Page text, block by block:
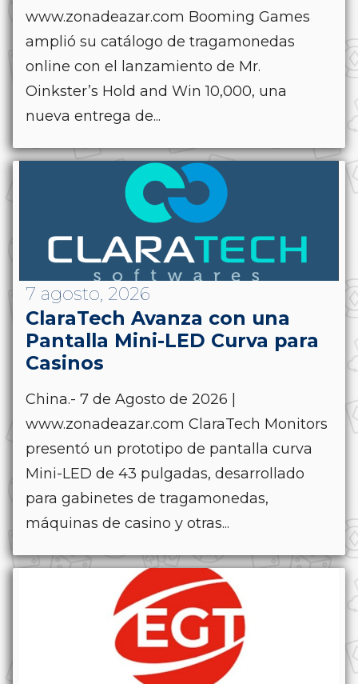
www.zonadeazar.com Booming Games
amplió su catálogo de tragamonedas
online con el lanzamiento de Mr.
Oinkster’s Hold and Win 10,000, una
nueva entrega de...
7 agosto, 2026
ClaraTech Avanza con una
Pantalla Mini-LED Curva para
Casinos
China.- 7 de Agosto de 2026 |
www.zonadeazar.com ClaraTech Monitors
presentó un prototipo de pantalla curva
Mini-LED de 43 pulgadas, desarrollado
para gabinetes de tragamonedas,
máquinas de casino y otras...